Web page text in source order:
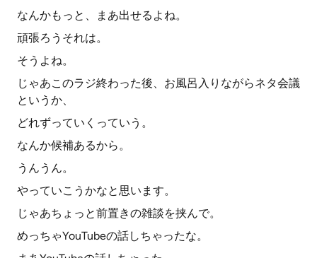
なんかもっと、まあ出せるよね。
頑張ろうそれは。
そうよね。
じゃあこのラジ終わった後、お風呂入りながらネタ会議
というか、
どれずっていくっていう。
なんか候補あるから。
うんうん。
やっていこうかなと思います。
じゃあちょっと前置きの雑談を挟んで。
めっちゃYouTubeの話しちゃったな。